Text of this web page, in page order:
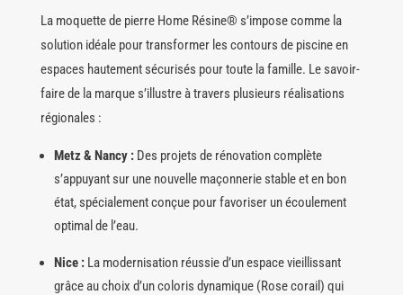
La moquette de pierre Home Résine® s’impose comme la
solution idéale pour transformer les contours de piscine en
espaces hautement sécurisés pour toute la famille. Le savoir-
faire de la marque s’illustre à travers plusieurs réalisations
régionales :
Metz & Nancy :Des projets de rénovation complète
s’appuyant sur une nouvelle maçonnerie stable et en bon
état, spécialement conçue pour favoriser un écoulement
optimal de l’eau.
Nice :La modernisation réussie d’un espace vieillissant
grâce au choix d’un coloris dynamique (Rose corail) qui